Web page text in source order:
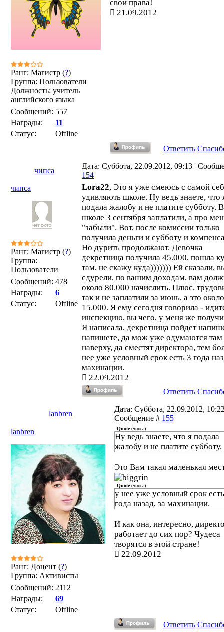
Ранг: Магистр (?)
Группа: Пользователи
Должность: учитель
английского языка
Сообщений: 557
Награды:
11
Статус:
Offline
свои права!
21.09.2012
Ответить
чипса
Дата: Суббота, 22.09.2012, 09:13 |
154
чипса
Ранг: Магистр (?)
Группа:
Пользователи
Сообщений: 478
Награды:
6
Статус:
Offline
Lora22, Это я уже смеюсь с самой
удивляють школе. Ну ведь знаете, что
подала жалобу и не платите субботу.
школе 3 сентября заплатили, а про
"забыли". Вот, после комиссии только
получила деньги и субботу и
Но дурить продолжают. Девочка
декретница получила 45.000, пошла
там, не скажу куда))))))) Ей сказали,
сдурели, по вашим доходам, вам
около 80.000 начислить. Плюс,
так и не заплатили за июнь, а это около
15.000. Я ему сегодня говорила -
инспекцию, вы чего, у меня же
Я написала, декретница пойдет
напишете, да мож уже одумаются там
наверху, да сместят директора, тем
нее уже условный срок есть 3 года
махинации.
22.09.2012
Ответить
lanbren
Дата: Суббота, 22.09.2012,
Сообщение # 155
lanbren
Ранг: Доцент (?)
Группа: Активисты
Сообщений: 2112
Награды:
69
Статус:
Offline
Quote(чипса)
Ну ведь знаете, что я подала
жалобу и не платите субботу.
Это Вам такая маленькая
Quote(чипса)
у нее уже условный срок
года назад, за махинации.
И как она, интересно,
работает до сих пор? Чудеса
творятся в этой стране!
22.09.2012
Ответить